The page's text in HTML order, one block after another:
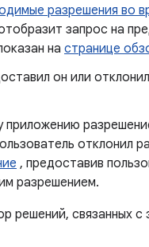
разрешения во
запрос на
на странице
он или
приложению
отклонил
, предоставив
разрешением.
решений, связанных